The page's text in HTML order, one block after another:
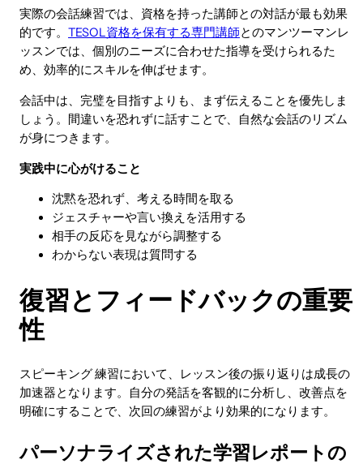
実際の会話練習では、資格を持った講師との対話が最も効果
的です。 TESOL資格を保有する専門講師とのマンツーマンレ
ッスンでは、個別のニーズに合わせた指導を受けられるた
め、効率的にスキルを伸ばせます。
会話中は、完璧を目指すよりも、まず伝えることを優先しま
しょう。間違いを恐れずに話すことで、自然な会話のリズム
が身につきます。
実践中に心がけること
沈黙を恐れず、考える時間を取る
ジェスチャーや言い換えを活用する
相手の反応を見ながら調整する
わからない表現は質問する
復習とフィードバックの重要
性
スピーキング 練習において、レッスン後の振り返りは成長の
加速器となります。自分の発話を客観的に分析し、改善点を
明確にすることで、次回の練習がより効果的になります。
パーソナライズされた学習レポートの